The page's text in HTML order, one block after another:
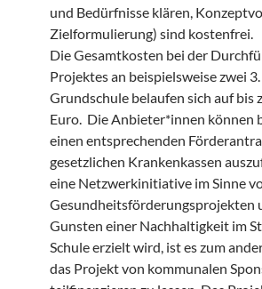
und Bedürfnisse klären,
Zielformulierung) sind kostenfrei.
Die Gesamtkosten bei der
Projektes an beispielsweise zwei
Grundschule belaufen sich auf bis
Euro. Die Anbieter*innen können
einen entsprechenden
gesetzlichen Krankenkassen
eine Netzwerkinitiative im Sinne
Gesundheitsförderungsprojekten
Gunsten einer Nachhaltigkeit im
Schule erzielt wird, ist es zum
das Projekt von kommunalen